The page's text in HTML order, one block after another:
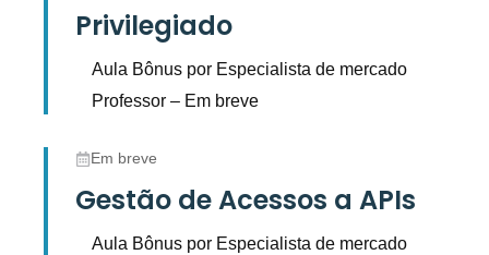
Privilegiado
Aula Bônus por Especialista de mercado
Professor – Em breve
Em breve
Gestão de Acessos a APIs
Aula Bônus por Especialista de mercado